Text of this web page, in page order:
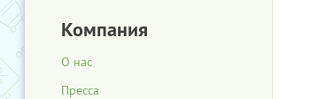
Компания
О нас
Пресса